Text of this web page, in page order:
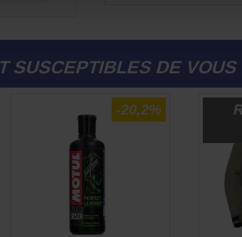
SUSCEPTIBLES DE
-20,2%